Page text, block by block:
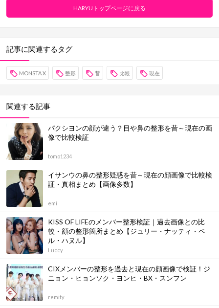
HARYUトップページに戻る
記事に関連するタグ
MONSTA X 整形 昔 比較 現在
関連する記事
パクシヨンの顔が違う？目や鼻の整形を昔～現在の画
像で比較検証
tomo1234
イサンウの鼻の整形疑惑を昔～現在の顔画像で比較検
証・真相まとめ【画像多数】
emi
KISS OF LIFEのメンバー整形検証｜過去画像との比
較・顔の整形箇所まとめ【ジュリー・ナッティ・ベ
ル・ハヌル】
Luccy
CIXメンバーの整形を過去と現在の顔画像で検証！ジ
ニョン・ヒョンソク・ヨンヒ・BX・スンフン
remity